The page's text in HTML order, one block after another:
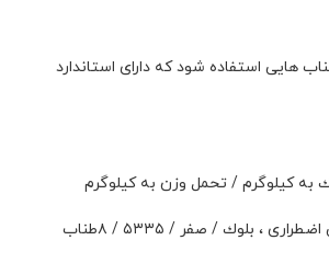
هایی استفاده شود که دارای استاندارد
به کیلوگرم / تحمل وزن به کیلوگرم
بندکفش ، بند حمایت چكش و سایر ابزار / صفر / ۰۵۲ / ۵طنابچه پروسیک، رکاب / صفر / ۰۰۲ / ۷طناب انفرادی ، فرود دوالی اضطراری ، بلوك / صفر / ۵۳۳۵ / ۸طناب